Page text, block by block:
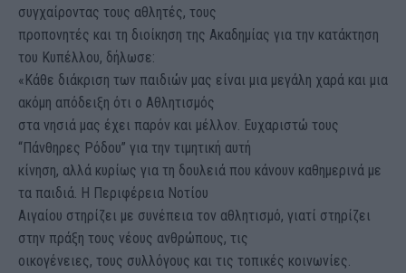
συγχαίροντας τους αθλητές, τους
προπονητές και τη διοίκηση της Ακαδημίας για την κατάκτηση
του Κυπέλλου, δήλωσε:
«Κάθε διάκριση των παιδιών μας είναι μια μεγάλη χαρά και μια
ακόμη απόδειξη ότι ο Αθλητισμός
στα νησιά μας έχει παρόν και μέλλον. Ευχαριστώ τους
“Πάνθηρες Ρόδου” για την τιμητική αυτή
κίνηση, αλλά κυρίως για τη δουλειά που κάνουν καθημερινά με
τα παιδιά. Η Περιφέρεια Νοτίου
Αιγαίου στηρίζει με συνέπεια τον αθλητισμό, γιατί στηρίζει
στην πράξη τους νέους ανθρώπους, τις
οικογένειες, τους συλλόγους και τις τοπικές κοινωνίες.